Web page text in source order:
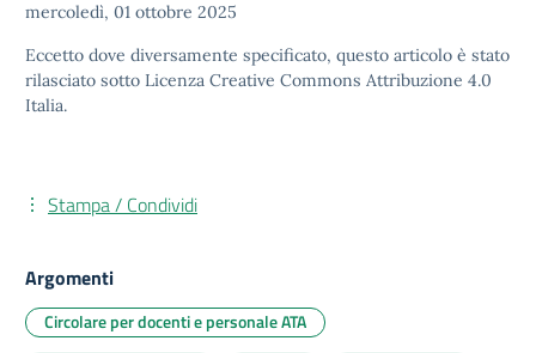
mercoledì, 01 ottobre 2025
Eccetto dove diversamente specificato, questo articolo è stato
rilasciato sotto Licenza Creative Commons Attribuzione 4.0
Italia.
Stampa / Condividi
Argomenti
Circolare per docenti e personale ATA